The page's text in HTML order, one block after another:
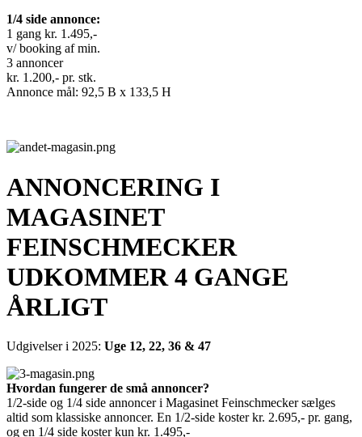
1/4 side annonce:
1 gang kr. 1.495,-
v/ booking af min.
3 annoncer
kr. 1.200,- pr. stk.
Annonce mål: 92,5 B x 133,5 H
ANNONCERING I
MAGASINET
FEINSCHMECKER
UDKOMMER 4 GANGE
ÅRLIGT
Udgivelser i 2025: Uge 12, 22, 36 & 47
Hvordan fungerer de små annoncer?
1/2-side og 1/4 side annoncer i Magasinet Feinschmecker sælges
altid som klassiske annoncer. En 1/2-side koster kr. 2.695,- pr. gang,
og en 1/4 side koster kun kr. 1.495,-